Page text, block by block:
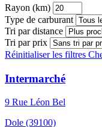
Rayon (km)
Type de carburant
Tri par distance
Tri par prix
Réinitialiser les filtres
Intermarché
9 Rue Léon Bel
Dole (39100)